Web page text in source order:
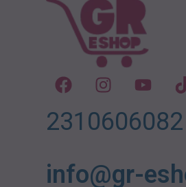
2310606082
info@gr-